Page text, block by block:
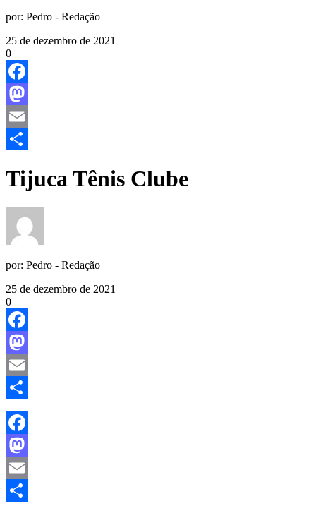
por: Pedro - Redação
25 de dezembro de 2021
0
Facebook
Mastodon
Email
Tijuca Tênis Clube
por: Pedro - Redação
25 de dezembro de 2021
0
Facebook
Mastodon
Email
Share
Facebook
Mastodon
Email